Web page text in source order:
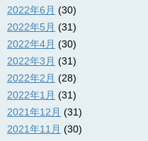
2022年6月 (30)
2022年5月 (31)
2022年4月 (30)
2022年3月 (31)
2022年2月 (28)
2022年1月 (31)
2021年12月 (31)
2021年11月 (30)